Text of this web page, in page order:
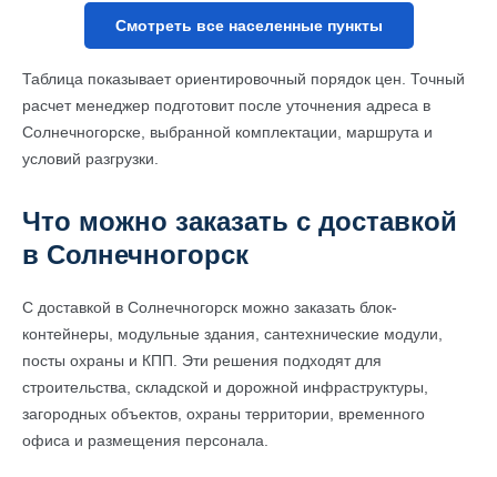
Таблица показывает ориентировочный порядок цен. Точный
расчет менеджер подготовит после уточнения адреса в
Солнечногорске, выбранной комплектации, маршрута и
условий разгрузки.
Что можно заказать с доставкой
в Солнечногорск
С доставкой в Солнечногорск можно заказать блок-
контейнеры, модульные здания, сантехнические модули,
посты охраны и КПП. Эти решения подходят для
строительства, складской и дорожной инфраструктуры,
загородных объектов, охраны территории, временного
офиса и размещения персонала.